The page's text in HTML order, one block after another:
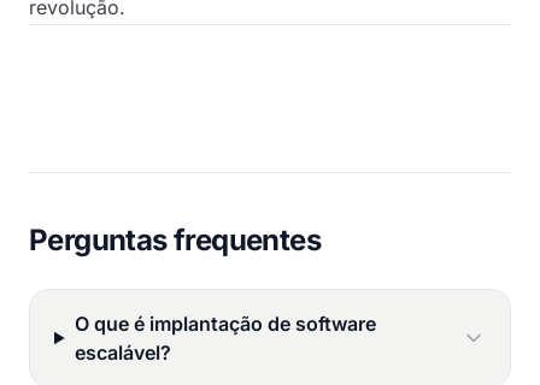
revolução.
Perguntas frequentes
O que é implantação de software
escalável?